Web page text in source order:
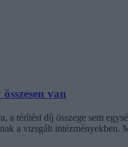
van
térítési díj összege sem
a vizsgált